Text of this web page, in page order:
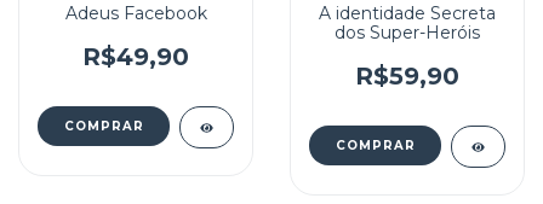
Adeus Facebook
R$49,90
A identidade Secreta
dos Super-Heróis
R$59,90